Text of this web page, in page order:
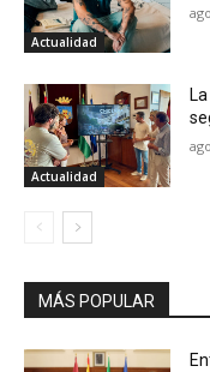
Actualidad
Actualidad
MÁS POPULAR